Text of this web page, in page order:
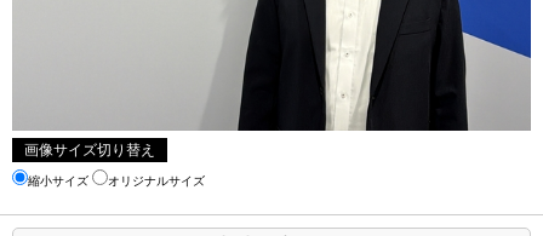
画像サイズ切り替え
縮小サイズ オリジナルサイズ